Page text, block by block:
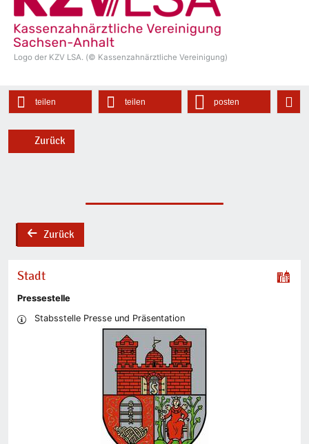
Logo der KZV LSA. (© Kassenzahnärztliche Vereinigung)
teilen teilen posten
Zurück
backZurück
Stadt
Pressestelle
Stabsstelle Presse und Präsentation